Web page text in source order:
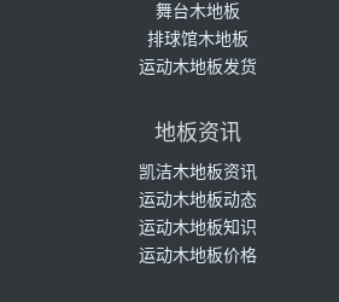
舞台木地板
排球馆木地板
运动木地板发货
地板资讯
凯洁木地板资讯
运动木地板动态
运动木地板知识
运动木地板价格